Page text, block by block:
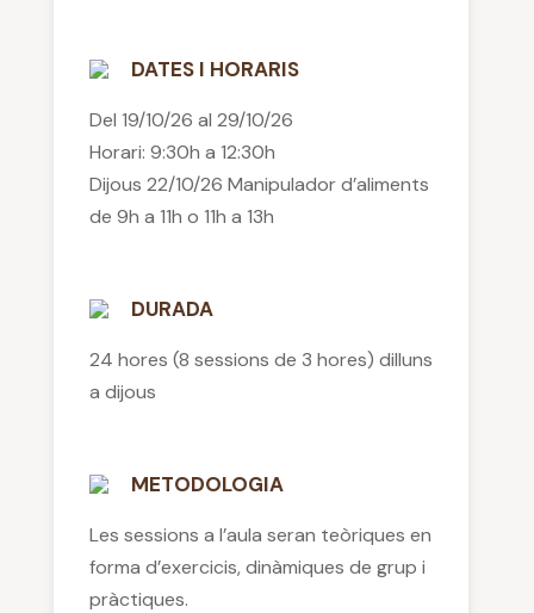
DATES I HORARIS
Del 19/10/26 al 29/10/26
Horari: 9:30h a 12:30h
Dijous 22/10/26 Manipulador d’aliments
de 9h a 11h o 11h a 13h
DURADA
24 hores (8 sessions de 3 hores) dilluns
a dijous
METODOLOGIA
Les sessions a l’aula seran teòriques en
forma d’exercicis, dinàmiques de grup i
pràctiques.